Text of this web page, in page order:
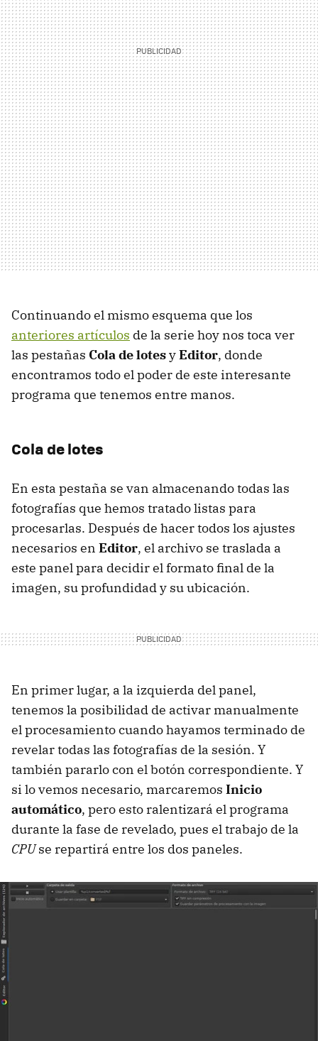
Continuando el mismo esquema que los
anteriores artículos de la serie hoy nos toca ver
las pestañas Cola de lotesyEditor, donde
encontramos todo el poder de este interesante
programa que tenemos entre manos.
Cola de lotes
En esta pestaña se van almacenando todas las
fotografías que hemos tratado listas para
procesarlas. Después de hacer todos los ajustes
necesarios en Editor, el archivo se traslada a
este panel para decidir el formato final de la
imagen, su profundidad y su ubicación.
En primer lugar, a la izquierda del panel,
tenemos la posibilidad de activar manualmente
el procesamiento cuando hayamos terminado de
revelar todas las fotografías de la sesión. Y
también pararlo con el botón correspondiente. Y
si lo vemos necesario, marcaremos Inicio
automático, pero esto ralentizará el programa
durante la fase de revelado, pues el trabajo de la
CPUse repartirá entre los dos paneles.